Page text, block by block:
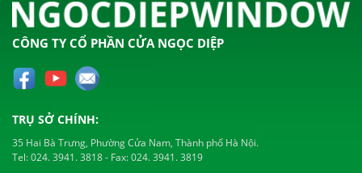
CÔNG TY CỔ PHẦN CỬA NGỌC DIỆP
TRỤ SỞ CHÍNH:
35 Hai Bà Trưng, Phường Cửa Nam, Thành phố Hà Nội.
Tel:024. 3941. 3818- Fax:024. 3941. 3819